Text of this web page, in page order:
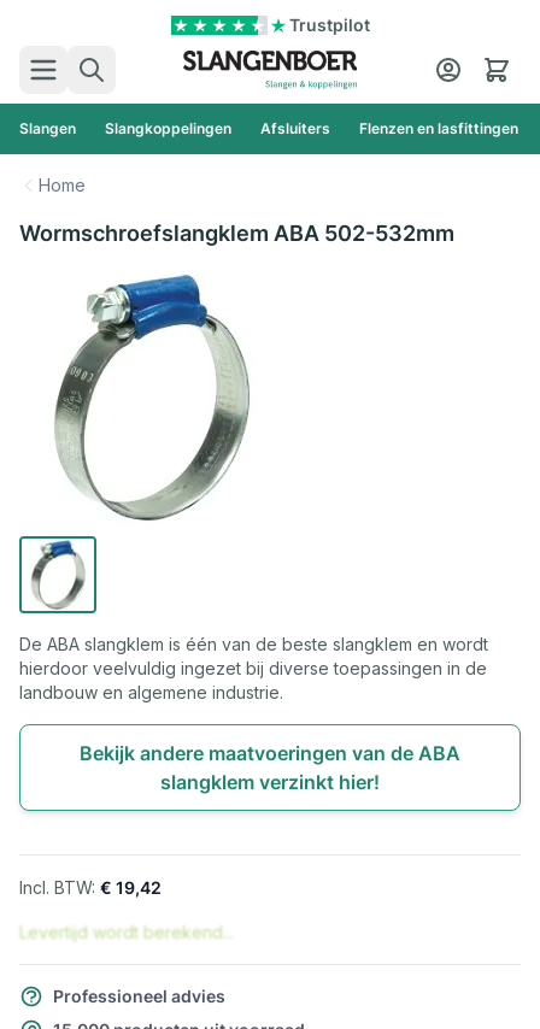
Trustpilot
Zoek
Cart
Slangen Slangkoppelingen Afsluiters Flenzen en lasfittingen
Home
Wormschroefslangklem ABA 502-532mm
De ABA slangklem is één van de beste slangklem en wordt
hierdoor veelvuldig ingezet bij diverse toepassingen in de
landbouw en algemene industrie.
Bekijk andere maatvoeringen van de ABA
slangklem verzinkt hier!
€ 19,42
Levertijd wordt berekend...
Professioneel advies